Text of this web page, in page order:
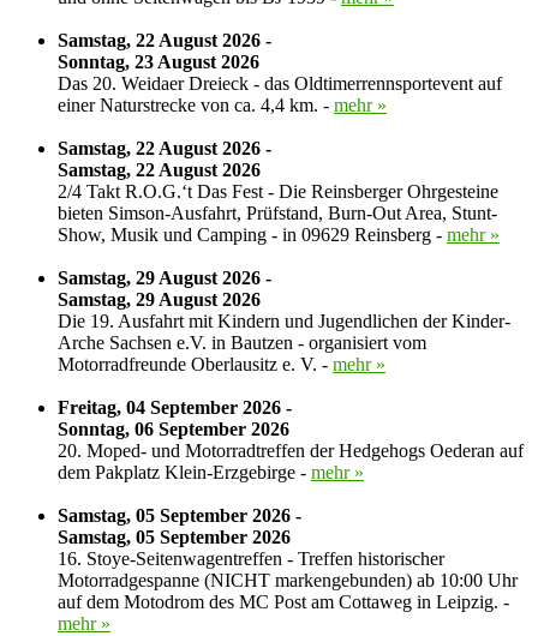
Samstag, 22 August 2026 -
Sonntag, 23 August 2026
Das 20. Weidaer Dreieck - das Oldtimerrennsportevent auf
einer Naturstrecke von ca. 4,4 km. - mehr »
Samstag, 22 August 2026 -
Samstag, 22 August 2026
2/4 Takt R.O.G.‘t Das Fest - Die Reinsberger Ohrgesteine
bieten Simson-Ausfahrt, Prüfstand, Burn-Out Area, Stunt-
Show, Musik und Camping - in 09629 Reinsberg - mehr »
Samstag, 29 August 2026 -
Samstag, 29 August 2026
Die 19. Ausfahrt mit Kindern und Jugendlichen der Kinder-
Arche Sachsen e.V. in Bautzen - organisiert vom
Motorradfreunde Oberlausitz e. V. - mehr »
Freitag, 04 September 2026 -
Sonntag, 06 September 2026
20. Moped- und Motorradtreffen der Hedgehogs Oederan auf
dem Pakplatz Klein-Erzgebirge - mehr »
Samstag, 05 September 2026 -
Samstag, 05 September 2026
16. Stoye-Seitenwagentreffen - Treffen historischer
Motorradgespanne (NICHT markengebunden) ab 10:00 Uhr
auf dem Motodrom des MC Post am Cottaweg in Leipzig. -
mehr »